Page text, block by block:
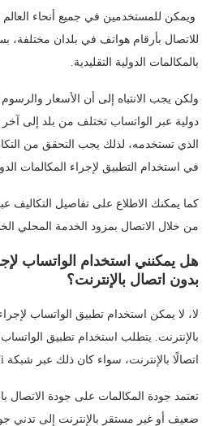
ويمكن للمستخدمين في جميع أنحاء
للاتصال بأرقام هواتف في بلدان مختلفة،
بالمكالمات الدولية التقليدية.
ولكن يجب الانتباه إلى أن الأسعار
دولية عبر الواتساب تختلف من بلد إلى
الذي تستخدمه، لذلك يجب التحقق من
في استخدام التطبيق لإجراء المكالمات
كما يمكنك الاطلاع على تفاصيل التكاليف
من خلال الاتصال بمزود الخدمة المحلي
هل يمكنني استخدام الواتساب
بدون اتصال بالإنترنت؟
لا، لا يمكن استخدام تطبيق الواتساب
بالإنترنت. يتطلب استخدام تطبيق الواتساب
اتصالًا بالإنترنت، سواء كان ذلك عبر شبكة Wi-Fi أو بيانات الجوال.
تعتمد جودة المكالمات على جودة الاتصال
ضعيف أو غير مستقر بالإنترنت إلى تدني